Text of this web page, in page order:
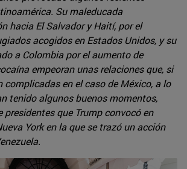
Su maleducada
hacia El Salvador y Haití, por el
acogidos en Estados Unidos, y su
a Colombia por el aumento de
empeoran unas relaciones que, si
complicadas en el caso de México, a lo
tenido algunos buenos momentos,
presidentes que Trump convocó en
York en la que se trazó un acción